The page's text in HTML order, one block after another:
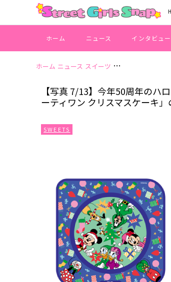
ホーム ニュース インタビュー
ホーム ニュース スイーツ 【写真 7/13】今年
【写真 7/13】今年50周年の
ーティワン クリスマスケーキ
SWEETS